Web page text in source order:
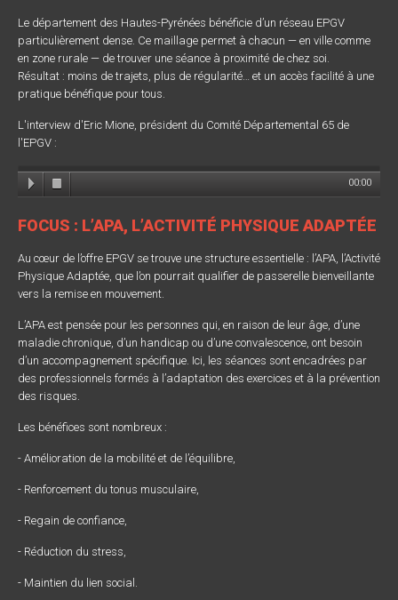
Le département des Hautes-Pyrénées bénéficie d’un réseau EPGV
particulièrement dense. Ce maillage permet à chacun — en ville comme
en zone rurale — de trouver une séance à proximité de chez soi.
Résultat : moins de trajets, plus de régularité… et un accès facilité à une
pratique bénéfique pour tous.
L'interview d'Eric Mione, président du Comité Départemental 65 de
l'EPGV :
00:00
FOCUS : L’APA, L’ACTIVITÉ PHYSIQUE ADAPTÉE
Au cœur de l’offre EPGV se trouve une structure essentielle : l’APA, l’Activité
Physique Adaptée, que l’on pourrait qualifier de passerelle bienveillante
vers la remise en mouvement.
L’APA est pensée pour les personnes qui, en raison de leur âge, d’une
maladie chronique, d’un handicap ou d’une convalescence, ont besoin
d’un accompagnement spécifique. Ici, les séances sont encadrées par
des professionnels formés à l’adaptation des exercices et à la prévention
des risques.
Les bénéfices sont nombreux :
- Amélioration de la mobilité et de l’équilibre,
- Renforcement du tonus musculaire,
- Regain de confiance,
- Réduction du stress,
- Maintien du lien social.